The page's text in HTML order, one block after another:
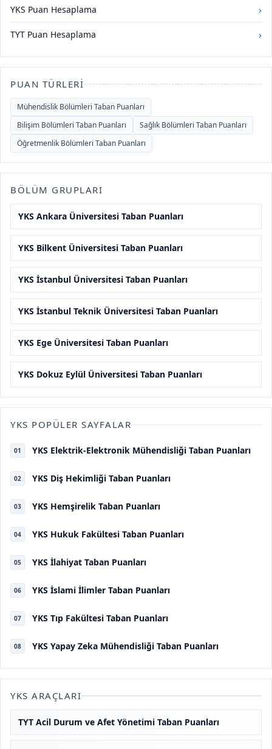
YKS Puan Hesaplama ›
TYT Puan Hesaplama ›
PUAN TÜRLERI
Mühendislik Bölümleri Taban Puanları
Bilişim Bölümleri Taban Puanları
Sağlık Bölümleri Taban Puanları
Öğretmenlik Bölümleri Taban Puanları
BÖLÜM GRUPLARI
YKS Ankara Üniversitesi Taban Puanları
YKS Bilkent Üniversitesi Taban Puanları
YKS İstanbul Üniversitesi Taban Puanları
YKS İstanbul Teknik Üniversitesi Taban Puanları
YKS Ege Üniversitesi Taban Puanları
YKS Dokuz Eylül Üniversitesi Taban Puanları
YKS POPÜLER SAYFALAR
01 YKS Elektrik-Elektronik Mühendisliği Taban Puanları
02 YKS Diş Hekimliği Taban Puanları
03 YKS Hemşirelik Taban Puanları
04 YKS Hukuk Fakültesi Taban Puanları
05 YKS İlahiyat Taban Puanları
06 YKS İslami İlimler Taban Puanları
07 YKS Tıp Fakültesi Taban Puanları
08 YKS Yapay Zeka Mühendisliği Taban Puanları
YKS ARAÇLARI
TYT Acil Durum ve Afet Yönetimi Taban Puanları